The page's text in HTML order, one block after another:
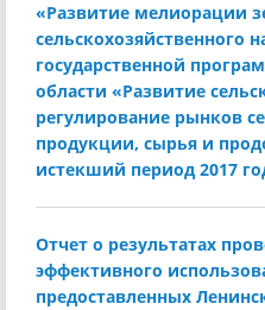
«Развитие мелиорации
сельскохозяйственного
государственной
области «Развитие
регулирование рынков
продукции, сырья и
истекший период 2017
Отчет о результатах
эффективного
предоставленных